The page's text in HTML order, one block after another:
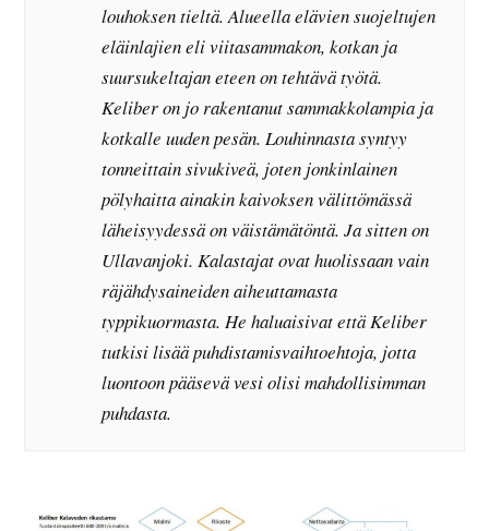
louhoksen tieltä. Alueella elävien suojeltujen
eläinlajien eli viitasammakon, kotkan ja
suursukeltajan eteen on tehtävä työtä.
Keliber on jo rakentanut sammakkolampia ja
kotkalle uuden pesän. Louhinnasta syntyy
tonneittain sivukiveä, joten jonkinlainen
pölyhaitta ainakin kaivoksen välittömässä
läheisyydessä on väistämätöntä. Ja sitten on
Ullavanjoki. Kalastajat ovat huolissaan vain
räjähdysaineiden aiheuttamasta
typpikuormasta. He haluaisivat että Keliber
tutkisi lisää puhdistamisvaihtoehtoja, jotta
luontoon pääsevä vesi olisi mahdollisimman
puhdasta.